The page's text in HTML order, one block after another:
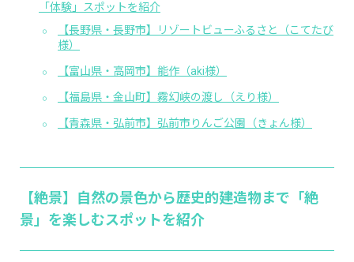
「体験」スポットを紹介
【長野県・長野市】リゾートビューふるさと（こてたび
様）
【富山県・高岡市】能作（aki様）
【福島県・金山町】霧幻峡の渡し（えり様）
【青森県・弘前市】弘前市りんご公園（きょん様）
【絶景】自然の景色から歴史的建造物まで「絶
景」を楽しむスポットを紹介